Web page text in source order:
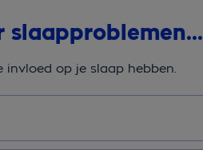
slaapproblemen…
op je slaap hebben.